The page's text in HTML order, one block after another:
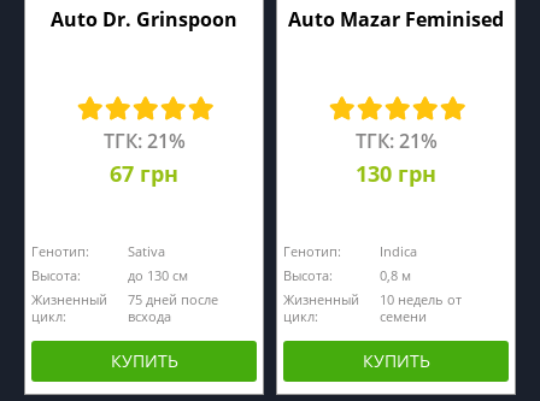
Auto Dr. Grinspoon
ТГК: 21%
67 грн
Генотип:
Sativa
Высота:
до 130 см
Жизненный
цикл:
75 дней после
всхода
КУПИТЬ
Auto Mazar Feminised
ТГК: 21%
130 грн
Генотип:
Indica
Высота:
0,8 м
Жизненный
цикл:
10 недель от
семени
КУПИТЬ